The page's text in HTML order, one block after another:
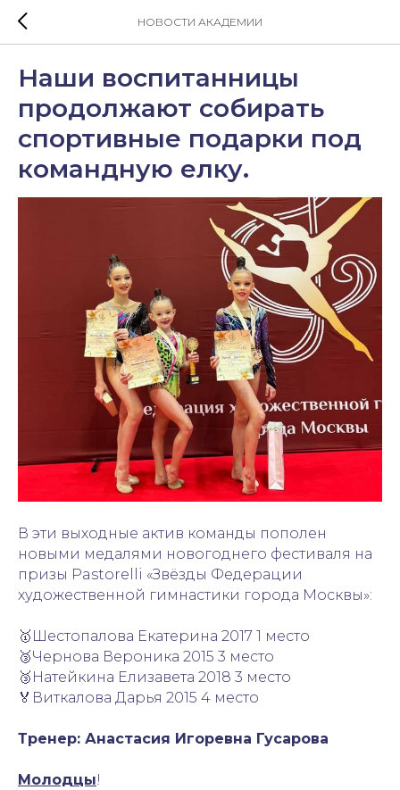
НОВОСТИ АКАДЕМИИ
Наши воспитанницы
продолжают собирать
спортивные подарки под
командную елку.
В эти выходные актив команды пополен
новыми медалями новогоднего фестиваля на
призы Pastorelli «Звёзды Федерации
художественной гимнастики города Москвы»:
🥇Шестопалова Екатерина 2017 1 место
🥉Чернова Вероника 2015 3 место
🥉Натейкина Елизавета 2018 3 место
🏅Виткалова Дарья 2015 4 место
Тренер: Анастасия Игоревна Гусарова
Молодцы!